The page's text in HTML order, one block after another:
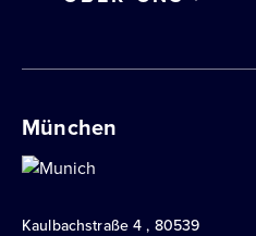
München
Kaulbachstraße 4 , 80539